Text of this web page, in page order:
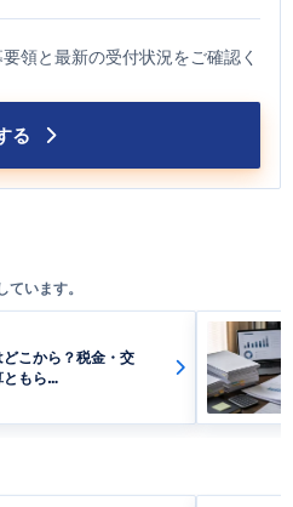
領と最新の受付状況をご確認く
る
います。
こから？税金・交
ともら…